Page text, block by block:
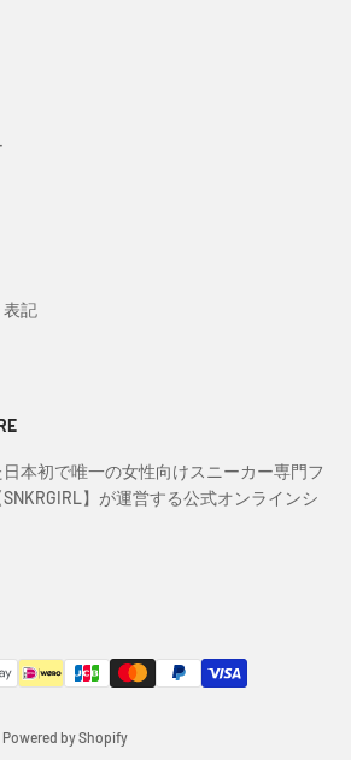
記
本初で唯一の女性向けスニーカー専門フ
】が運営する公式オンラインシ
Powered by Shopify